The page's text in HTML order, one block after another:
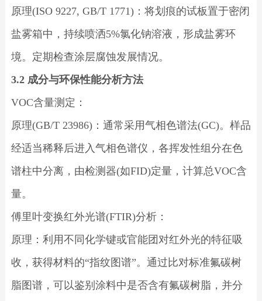
原理(ISO 9227, GB/T 1771)：将划痕的试板置于密闭
盐雾箱中，持续喷洒5%氯化钠溶液，形成盐雾环
境。定期检查涂层腐蚀发展情况。
3.2 成分与环保性能分析方法
VOC含量测定：
原理(GB/T 23986)：通常采用气相色谱法(GC)。样品
经适当稀释后进入气相色谱仪，各挥发性组分在色
谱柱中分离，由检测器(如FID)定量，计算总VOC含
量。
傅里叶变换红外光谱(FTIR)分析：
原理：利用不同化学键或官能团对红外光的特征吸
收，获得材料的“指纹图谱”。通过比对标准氟碳树
脂图谱，可以鉴别涂料中是否含有氟碳树脂，并分